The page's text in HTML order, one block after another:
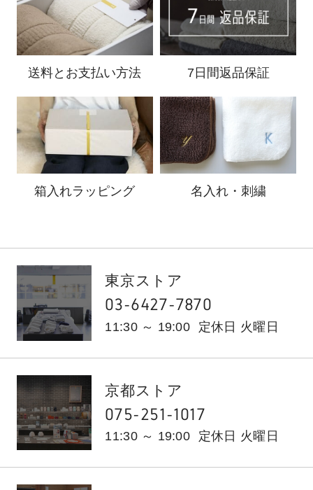
送料と お支払い方法 7日間返品保証
箱入れラッピング 名入れ・刺繍
東京ストア
03-6427-7870
11:30 ～ 19:00 定休日 火曜日
京都ストア
075-251-1017
11:30 ～ 19:00 定休日 火曜日